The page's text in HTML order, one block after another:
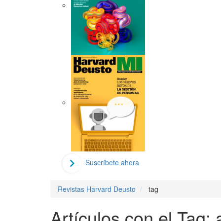
Suscríbete ahora
Revistas Harvard Deusto tag